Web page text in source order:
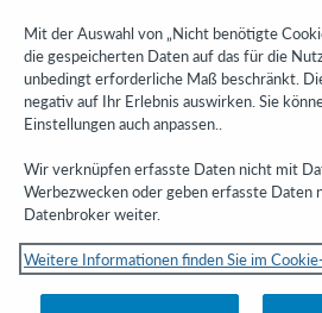
Get the latest product updates, research,
right to your inbox.
Subscribe now
© 2023 OCLC
Mit der Auswahl von „Nicht benötigte
die gespeicherten Daten auf das für die
unbedingt erforderliche Maß beschränkt.
negativ auf Ihr Erlebnis auswirken. Sie
Einstellungen auch anpassen..
Wir verknüpfen erfasste Daten nicht mit
Werbezwecken oder geben erfasste Daten
Datenbroker weiter.
Weitere Informationen finden Sie im